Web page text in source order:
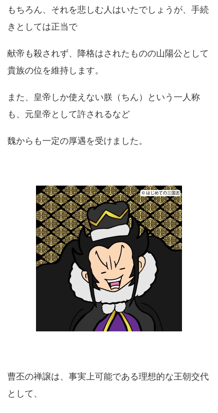
もちろん、それを悲しむ人はいたでしょうが、手続
きとしては正当で
献帝も殺されず、降格はされたものの山陽公として
貴族の位を維持します。
また、皇帝しか使えない朕（ちん）という一人称
も、元皇帝として許されるなど
魏からも一定の厚遇を受けました。
曹丕の禅譲は、事実上可能である理想的な王朝交代
として、